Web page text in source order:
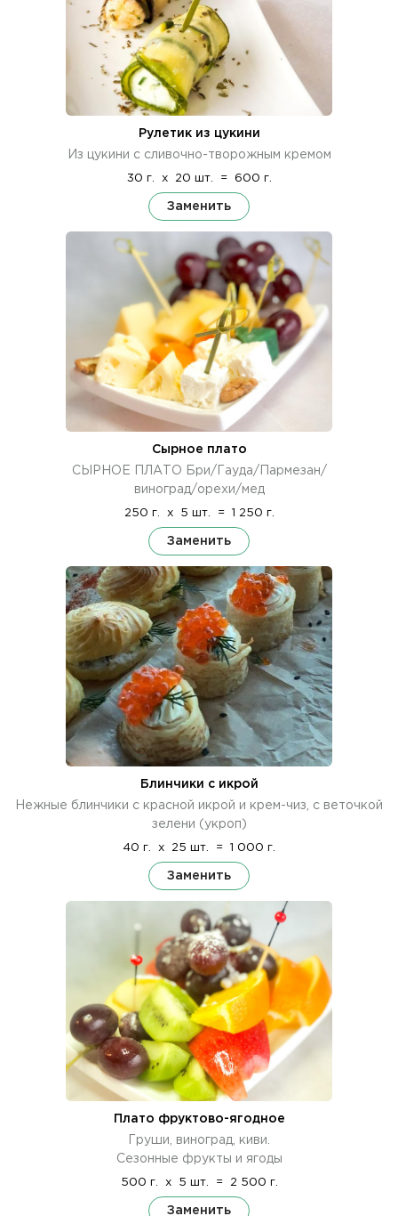
Рулетик из цукини
Из цукини с сливочно-творожным кремом
30 г. x 20 шт. = 600 г.
Заменить
Сырное плато
СЫРНОЕ ПЛАТО Бри/Гауда/Пармезан/
виноград/орехи/мед
250 г. x 5 шт. = 1 250 г.
Заменить
Блинчики с икрой
Нежные блинчики с красной икрой и крем-чиз, с веточкой
зелени (укроп)
40 г. x 25 шт. = 1 000 г.
Заменить
Плато фруктово-ягодное
Груши, виноград, киви.
Сезонные фрукты и ягоды
500 г. x 5 шт. = 2 500 г.
Заменить